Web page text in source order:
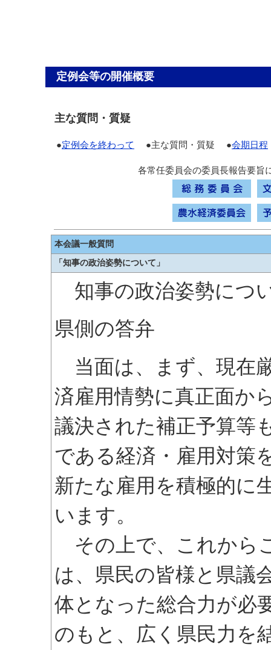
定例会等の開催概要
主な質問・質疑
●定例会を終わって ●主な質問・質疑 ●会期日程
各常任委員会の委員長報告要旨
本会議一般質問
「知事の政治姿勢について」
知事の政治姿勢につ
県側の答弁
当面は、まず、現在
済雇用情勢に真正面か
議決された補正予算等
である経済・雇用対策
新たな雇用を積極的に
います。
その上で、これから
は、県民の皆様と県議
体となった総合力が必
のもと、広く県民力を